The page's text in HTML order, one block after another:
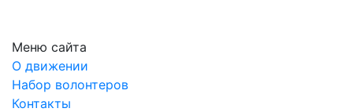
Меню сайта
О движении
Набор волонтеров
Контакты